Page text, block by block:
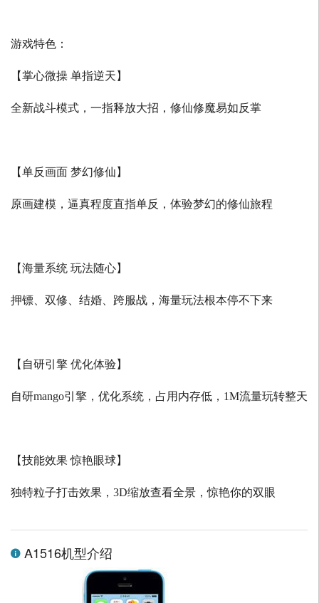
游戏特色：
【掌心微操 单指逆天】
全新战斗模式，一指释放大招，修仙修魔易如反掌
【单反画面 梦幻修仙】
原画建模，逼真程度直指单反，体验梦幻的修仙旅程
【海量系统 玩法随心】
押镖、双修、结婚、跨服战，海量玩法根本停不下来
【自研引擎 优化体验】
自研mango引擎，优化系统，占用内存低， 1M流量玩转整天
【技能效果 惊艳眼球】
独特粒子打击效果， 3D缩放查看全景，惊艳你的双眼
A1516机型介绍